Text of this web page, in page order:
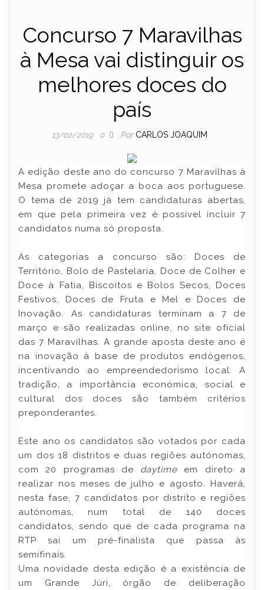
Concurso 7 Maravilhas
à Mesa vai distinguir os
melhores doces do
país
13/02/2019 0 Por CARLOS JOAQUIM
A edição deste ano do concurso 7 Maravilhas à
Mesa promete adoçar a boca aos portuguese.
O tema de 2019 já tem candidaturas abertas,
em que pela primeira vez é possível incluir 7
candidatos numa só proposta.
As categorias a concurso são: Doces de
Território, Bolo de Pastelaria, Doce de Colher e
Doce à Fatia, Biscoitos e Bolos Secos, Doces
Festivos, Doces de Fruta e Mel e Doces de
Inovação. As candidaturas terminam a 7 de
março e são realizadas online, no site oficial
das 7 Maravilhas. A grande aposta deste ano é
na inovação à base de produtos endógenos,
incentivando ao empreendedorismo local. A
tradição, a importância económica, social e
cultural dos doces são também critérios
preponderantes.
Este ano os candidatos são votados por cada
um dos 18 distritos e duas regiões autónomas,
com 20 programas de daytime em direto a
realizar nos meses de julho e agosto. Haverá,
nesta fase, 7 candidatos por distrito e regiões
autónomas, num total de 140 doces
candidatos, sendo que de cada programa na
RTP sai um pré-finalista que passa às
semifinais.
Uma novidade desta edição é a existência de
um Grande Júri, órgão de deliberação